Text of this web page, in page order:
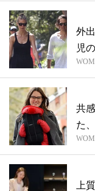
外
児
共
た
上